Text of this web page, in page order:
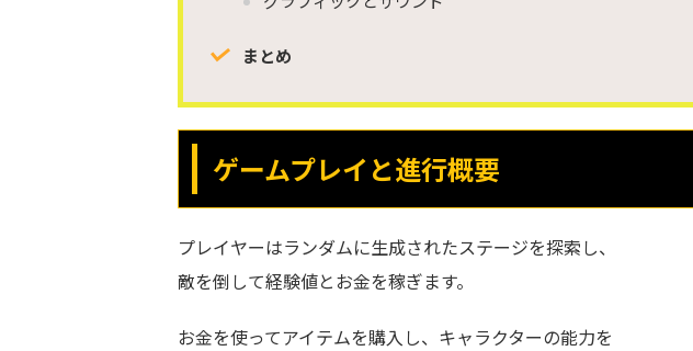
まとめ
ゲームプレイと進行概要
プレイヤーはランダムに生成されたステージを探索し、
敵を倒して経験値とお金を稼ぎます。
お金を使ってアイテムを購入し、キャラクターの能力を